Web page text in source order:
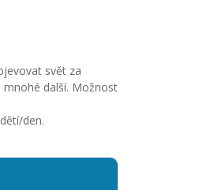
svět za
mnohé další. Možnost
den.